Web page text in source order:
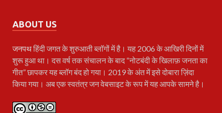
ABOUT US
जनपथहिंदी जगत के शुरुआती ब्लॉगों में है। यह 2006 के आखिरी दिनों में
शुरू हुआ था। दस वर्ष तक संचालन के बाद “नोटबंदी के खिलाफ़ जनता का
गीत” छापकर यह ब्लॉग बंद हो गया। 2019 के अंत में इसे दोबारा ज़िंदा
किया गया। अब एक स्वतंत्र जन वेबसाइट के रूप में यह आपके सामने है।